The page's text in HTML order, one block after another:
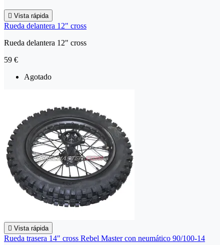
 Vista rápida
Rueda delantera 12" cross
Rueda delantera 12" cross
59 €
Agotado
 Vista rápida
Rueda trasera 14" cross Rebel Master con neumático 90/100-14